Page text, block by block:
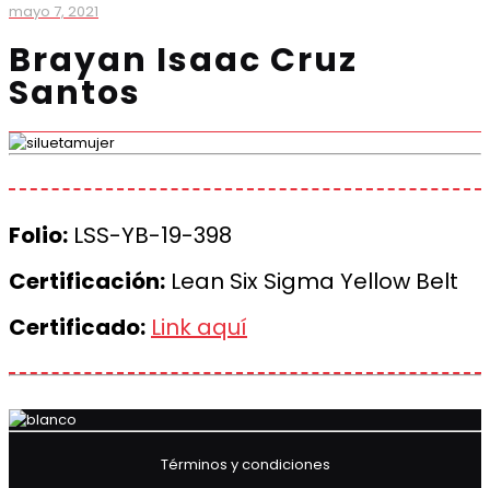
mayo 7, 2021
Brayan Isaac Cruz
Santos
Folio: LSS-YB-19-398
Certificación: Lean Six Sigma Yellow Belt
Certificado: Link aquí
Términos y condiciones